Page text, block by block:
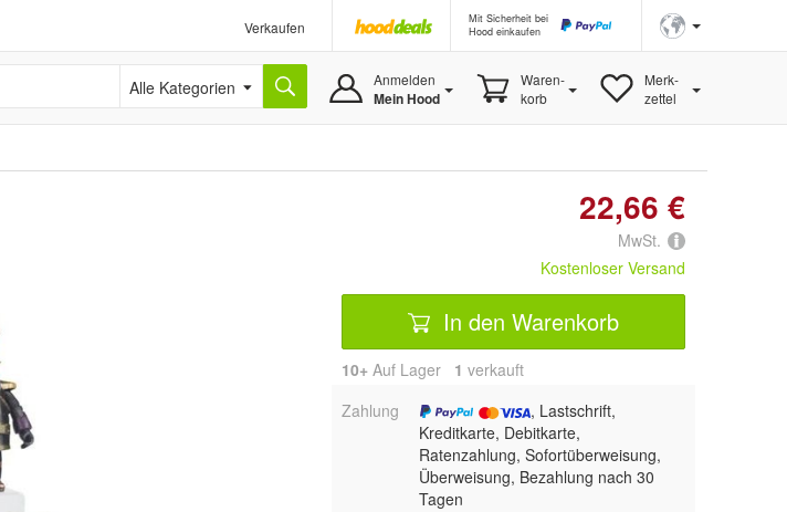
Verkaufen
Mit Sicherheit bei
Hood einkaufen
Alle Kategorien Anmelden
Mein Hood
Waren-
korb
Merk-
zettel
22,66 €
MwSt.
Kostenloser Versand
In den Warenkorb
10+ Auf Lager 1 verkauft
Zahlung
, Lastschrift,
Kreditkarte, Debitkarte,
Ratenzahlung, Sofortüberweisung,
Überweisung, Bezahlung nach 30
Tagen